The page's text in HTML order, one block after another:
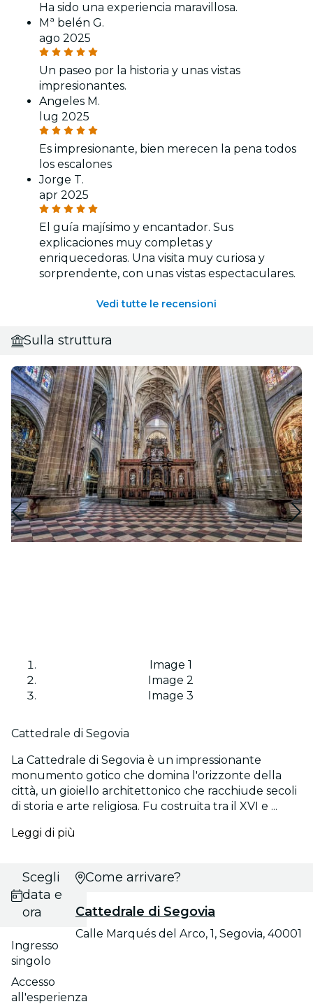
Ha sido una experiencia maravillosa.
Mª belén G.
ago 2025
Un paseo por la historia y unas vistas
impresionantes.
Angeles M.
lug 2025
Es impresionante, bien merecen la pena todos
los escalones
Jorge T.
apr 2025
El guía majísimo y encantador. Sus
explicaciones muy completas y
enriquecedoras. Una visita muy curiosa y
sorprendente, con unas vistas espectaculares.
Vedi tutte le recensioni
Sulla struttura
Image 1
Image 2
Image 3
Cattedrale di Segovia
La Cattedrale di Segovia è un impressionante
monumento gotico che domina l'orizzonte della
città, un gioiello architettonico che racchiude secoli
di storia e arte religiosa. Fu costruita tra il XVI e ...
Leggi di più
Scegli
data e
ora
Ingresso
singolo
Accesso
all'esperienza
Come arrivare?
Cattedrale di Segovia
Calle Marqués del Arco, 1, Segovia, 40001